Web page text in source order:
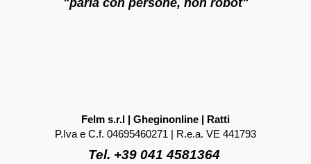
"parla con persone, non robot"
Felm s.r.l | Gheginonline | Ratti
P.Iva e C.f. 04695460271 | R.e.a. VE 441793
Tel. +39 041 4581364